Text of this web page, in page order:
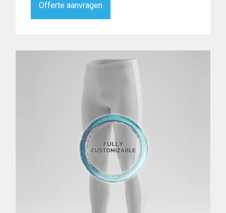
Offerte aanvragen